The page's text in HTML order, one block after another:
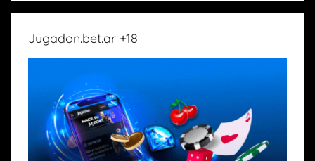
Jugadon.bet.ar +18